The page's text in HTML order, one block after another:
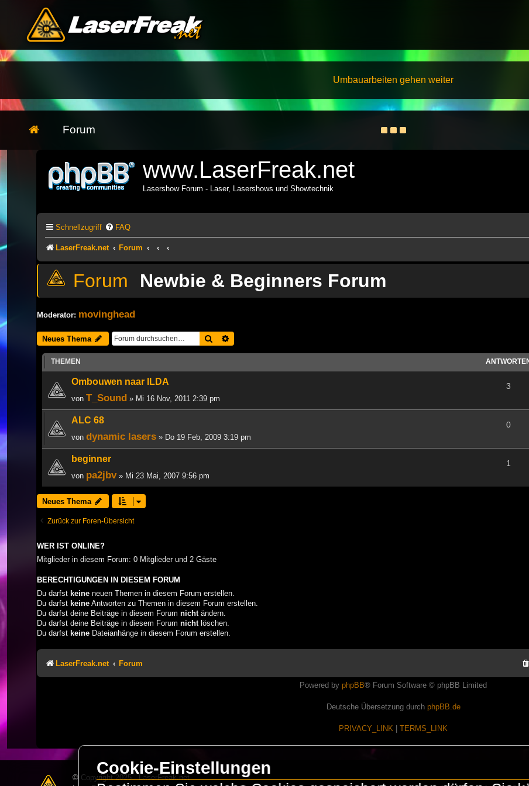
Umbauarbeiten gehen weiter
Forum
www.LaserFreak.net
Lasershow Forum - Laser, Lasershows und Showtechnik
Schnellzugriff FAQ
LaserFreak.net Forum
Newbie & Beginners Forum
Moderator: movinghead
Neues Thema Suche
THEMEN
Ombouwen naar ILDA
von T_Sound » Mi 16 Nov, 2011 2:39 pm
3
ALC 68
von dynamic lasers » Do 19 Feb, 2009 3:19 pm
0
beginner
von pa2jbv» Mi 23 Mai, 2007 9:56 pm
1
Neues Thema
Zurück zur Foren-Übersicht
WER IST ONLINE?
Mitglieder in diesem Forum: 0 Mitglieder und 2 Gäste
BERECHTIGUNGEN IN DIESEM FORUM
Du darfst keine neuen Themen in diesem Forum erstellen.
Du darfst keine Antworten zu Themen in diesem Forum erstellen.
Du darfst deine Beiträge in diesem Forum nicht ändern.
Du darfst deine Beiträge in diesem Forum nicht löschen.
Du darfst keine Dateianhänge in diesem Forum erstellen.
LaserFreak.net Forum
Powered by phpBB® Forum Software © phpBB Limited
Deutsche Übersetzung durch phpBB.de
PRIVACY_LINK TERMS_LINK
© Copyright 2025 - LaserFreak.net
Cookie-Einstellungen